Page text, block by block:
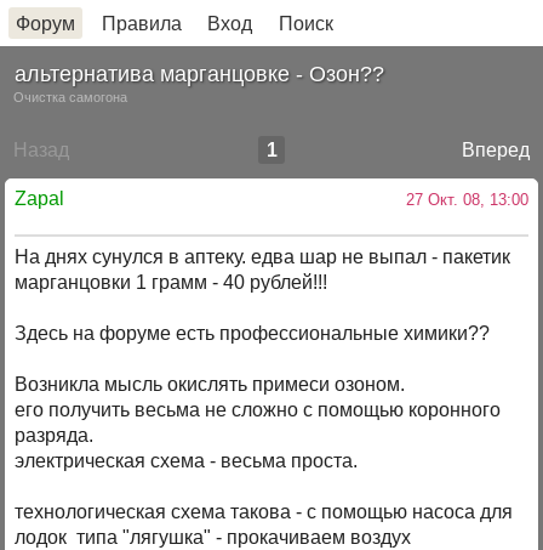
Форум Правила Вход Поиск
альтернатива марганцовке - Озон??
Очистка самогона
Назад Вперед
1
Zapal 27 Окт. 08, 13:00
На днях сунулся в аптеку. едва шар не выпал - пакетик
марганцовки 1 грамм - 40 рублей!!!
Здесь на форуме есть профессиональные химики??
Возникла мысль окислять примеси озоном.
его получить весьма не сложно с помощью коронного
разряда.
электрическая схема - весьма проста.
технологическая схема такова - с помощью насоса для
лодок типа "лягушка" - прокачиваем воздух